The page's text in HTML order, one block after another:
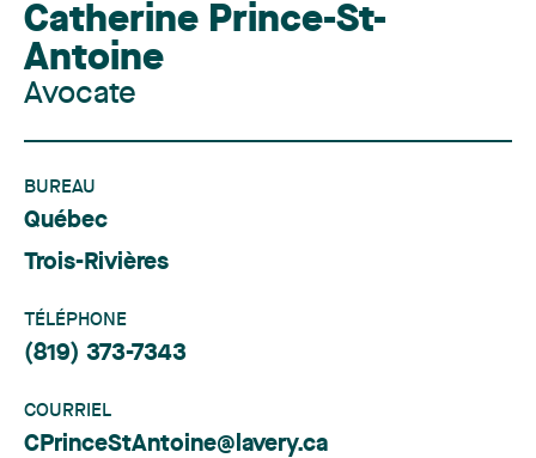
Catherine Prince-St-
Antoine
Avocate
BUREAU
Québec
Trois-Rivières
TÉLÉPHONE
(819) 373-7343
COURRIEL
CPrinceStAntoine@lavery.ca